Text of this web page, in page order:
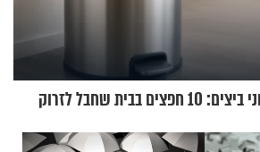
מפקקי שעם ועד קרטוני ביצים: 10 חפצים בבית שחבל לזרוק